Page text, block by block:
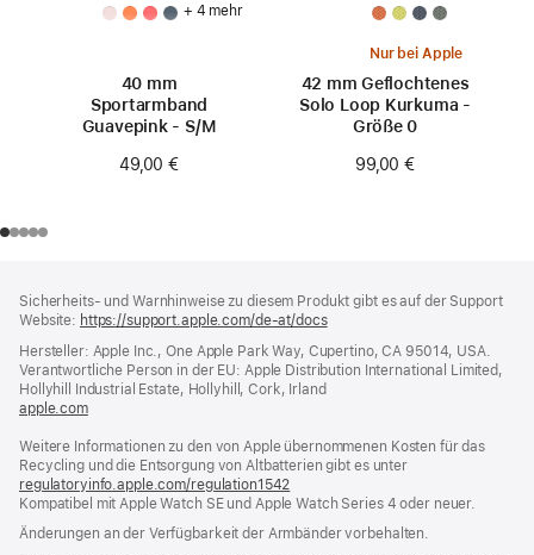
+ 4 mehr
40 mm
Sportarmband
Guavepink - S/M
49,00 €
Nur bei Apple
42 mm Geflochtenes
Solo Loop Kurkuma -
Größe 0
99,00 €
Sicherheits- und Warnhinweise zu diesem Produkt gibt es auf der Support
Website: https://support.apple.com/de-at/docs(öffnet
neues
Fenster)
Hersteller: Apple Inc., One Apple Park Way, Cupertino, CA 95014, USA.
Verantwortliche Person in der EU: Apple Distribution International Limited,
Hollyhill Industrial Estate, Hollyhill, Cork, Irland
apple.com(öffnet
neues
Fenster)
Weitere Informationen zu den von Apple übernommenen Kosten für das
Recycling und die Entsorgung von Altbatterien gibt es unter
regulatoryinfo.apple.com/regulation1542
ein
neues
Fenster)
Kompatibel mit Apple Watch SE und Apple Watch Series 4 oder neuer.
Änderungen an der Verfügbarkeit der Armbänder vorbehalten.